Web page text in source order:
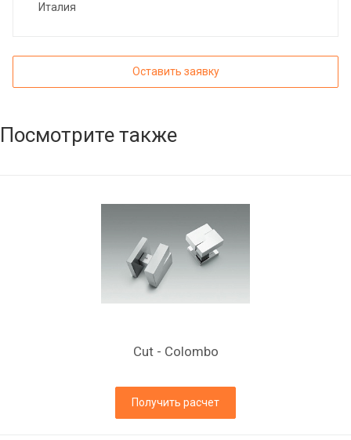
Италия
Оставить заявку
Посмотрите также
Cut - Colombo
Получить расчет